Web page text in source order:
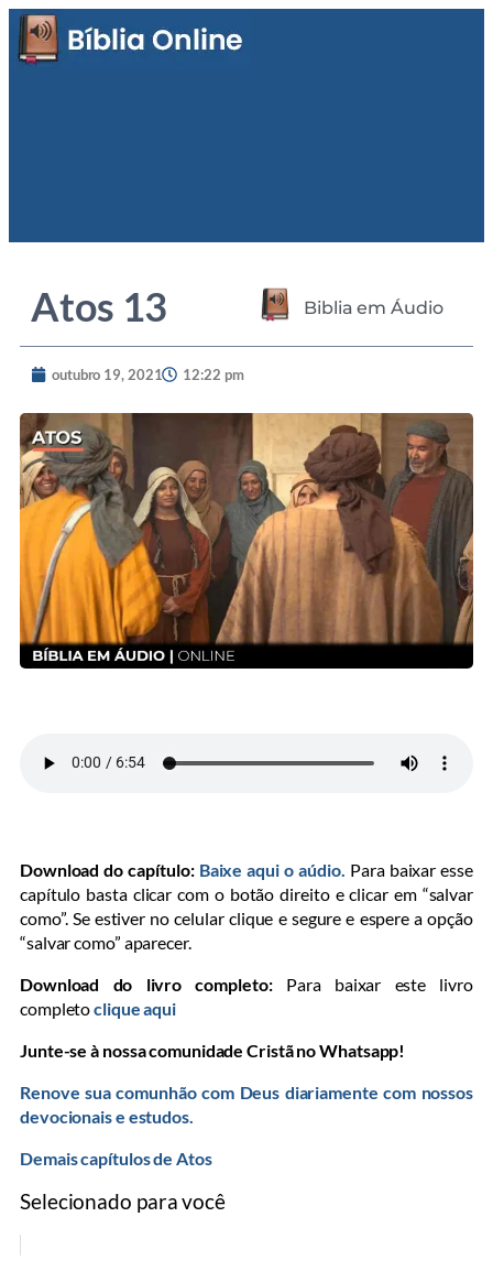
Atos 13 Biblia em Áudio
outubro 19, 2021 12:22 pm
Download do capítulo: Baixe aqui o aúdio. Para baixar esse
capítulo basta clicar com o botão direito e clicar em “salvar
como”. Se estiver no celular clique e segure e espere a opção
“salvar como” aparecer.
Download do livro completo: Para baixar este livro
completoclique aqui
Junte-se à nossa comunidade Cristã no Whatsapp!
Renove sua comunhão com Deus diariamente com nossos
devocionais e estudos.
Demais capítulos de Atos
Selecionado para você